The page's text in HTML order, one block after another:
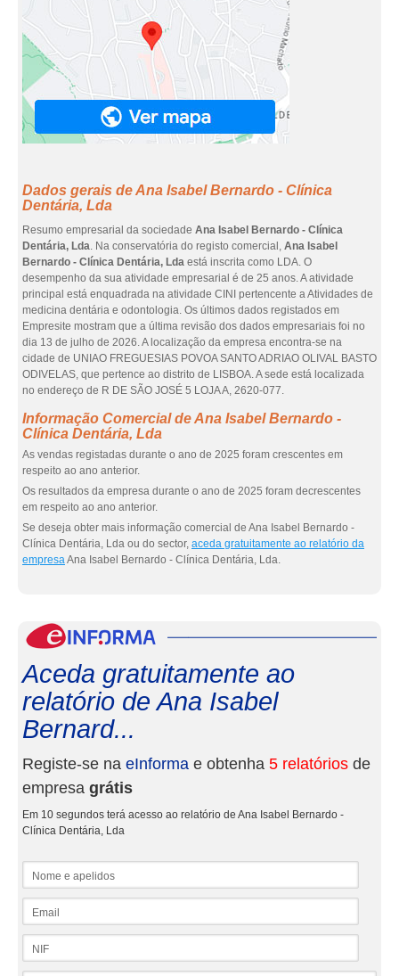
Dados gerais de Ana Isabel Bernardo - Clínica
Dentária, Lda
Resumo empresarial da sociedade Ana Isabel Bernardo - Clínica
Dentária, Lda. Na conservatória do registo comercial, Ana Isabel
Bernardo - Clínica Dentária, Lda está inscrita como LDA. O
desempenho da sua atividade empresarial é de 25 anos. A atividade
principal está enquadrada na atividade CINI pertencente a Atividades de
medicina dentária e odontologia. Os últimos dados registados em
Empresite mostram que a última revisão dos dados empresariais foi no
dia 13 de julho de 2026. A localização da empresa encontra-se na
cidade de UNIAO FREGUESIAS POVOA SANTO ADRIAO OLIVAL BASTO
ODIVELAS, que pertence ao distrito de LISBOA. A sede está localizada
no endereço de R DE SÃO JOSÉ 5 LOJA A, 2620-077.
Informação Comercial de Ana Isabel Bernardo -
Clínica Dentária, Lda
As vendas registadas durante o ano de 2025 foram crescentes em
respeito ao ano anterior.
Os resultados da empresa durante o ano de 2025 foram decrescentes
em respeito ao ano anterior.
Se deseja obter mais informação comercial de Ana Isabel Bernardo -
Clínica Dentária, Lda ou do sector, aceda gratuitamente ao relatório da
empresaAna Isabel Bernardo - Clínica Dentária, Lda.
Aceda gratuitamente ao
relatório de Ana Isabel
Bernard...
Registe-se na eInforma e obtenha 5 relatórios de
empresa grátis
Em 10 segundos terá acesso ao relatório de Ana Isabel Bernardo -
Clínica Dentária, Lda